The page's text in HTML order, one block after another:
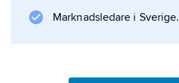
Marknadsledare i Sverige.